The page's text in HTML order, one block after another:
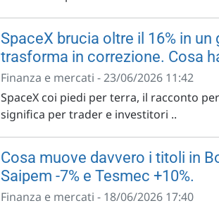
SpaceX brucia oltre il 16% in un
trasforma in correzione. Cosa
Finanza e mercati - 23/06/2026 11:42
SpaceX coi piedi per terra, il racconto
significa per trader e investitori ..
Cosa muove davvero i titoli in
Saipem -7% e Tesmec +10%.
Finanza e mercati - 18/06/2026 17:40